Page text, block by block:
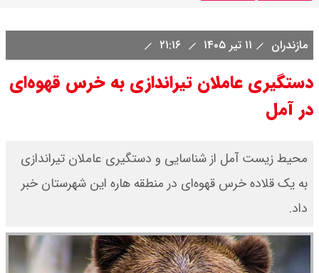
مازندران ۱۱ تیر ۱۴۰۵
دستگیری عاملان تیراندازی به خرس قهوه‌ای
در آمل
محیط زیست آمل از شناسایی و دستگیری عاملان تیراندازی
به یک قلاده خرس قهوه‌ای در منطقه هاره این شهرستان خبر
داد.